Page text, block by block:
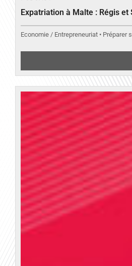
Expatriation à Malte : Régis
Economie / Entrepreneuriat • Préparer